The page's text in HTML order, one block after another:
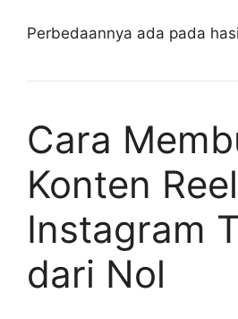
Perbedaannya ada pada
Cara
Konten
Instagram
dari Nol